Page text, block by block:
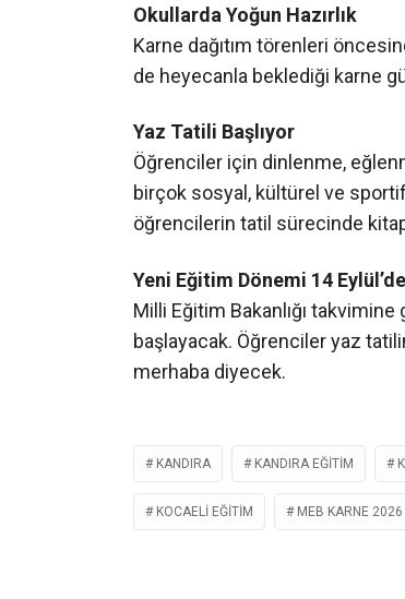
diyecek.
Kandıra’da Karne Sevinci
eğitim gören 6 bin 86 öğrenci,
başlayacak.
Okullarda Yoğun Hazırlık
de heyecanla beklediği karne
Yaz Tatili Başlıyor
Öğrenciler için dinlenme,
Yeni Eğitim Dönemi 14 Eylül’de
Milli Eğitim Bakanlığı